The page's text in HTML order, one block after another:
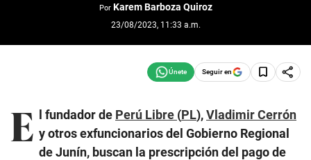
Por Karem Barboza Quiroz
23/08/2023, 11:33 a.m.
Seguir en
E l fundador de Perú Libre (PL),Vladimir Cerrón
y otros exfuncionarios del Gobierno Regional
de Junín, buscan la prescripción del pago de